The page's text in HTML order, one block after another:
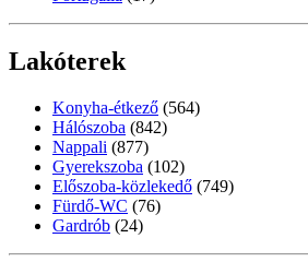
Lakóterek
Konyha-étkező (564)
Hálószoba (842)
Nappali (877)
Gyerekszoba (102)
Előszoba-közlekedő (749)
Fürdő-WC (76)
Gardrób (24)